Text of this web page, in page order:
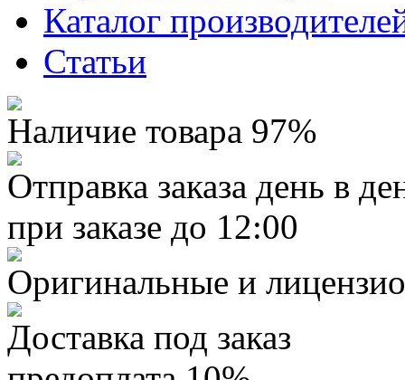
Каталог
Статьи
Наличие товара 97%
Отправка заказа день в
при заказе до 12:00
Оригинальные и
Доставка под заказ